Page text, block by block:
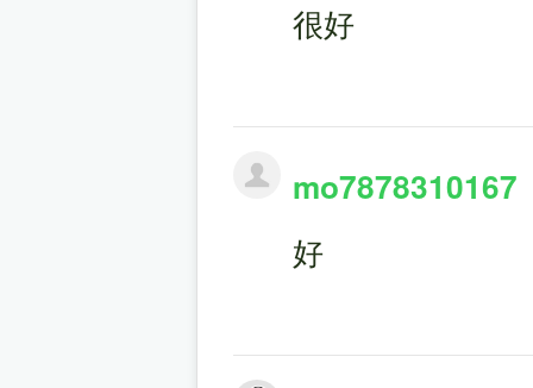
很好
mo7878310167
好